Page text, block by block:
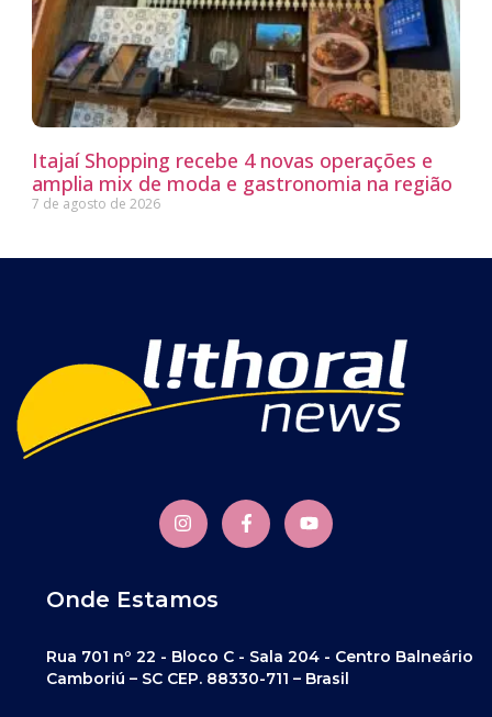
Itajaí Shopping recebe 4 novas operações e
amplia mix de moda e gastronomia na região
7 de agosto de 2026
Onde Estamos
Rua 701 nº 22 - Bloco C - Sala 204 - Centro Balneário
Camboriú – SC CEP. 88330-711 – Brasil